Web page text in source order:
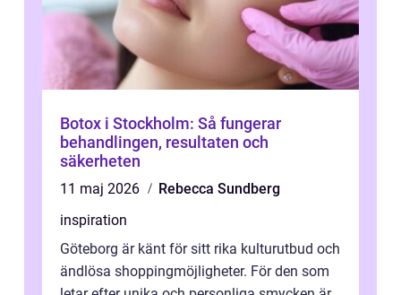
Botox i Stockholm: Så fungerar
behandlingen, resultaten och
säkerheten
11 maj 2026
Rebecca Sundberg
inspiration
Göteborg är känt för sitt rika kulturutbud och
ändlösa shoppingmöjligheter. För den som